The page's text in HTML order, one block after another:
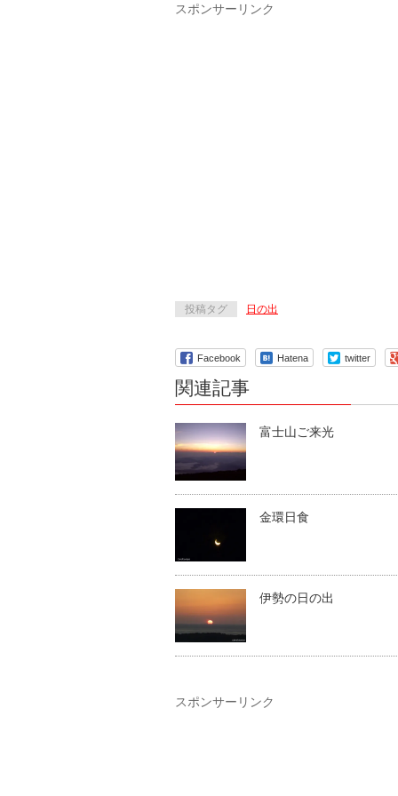
スポンサーリンク
投稿タグ 日の出
Facebook Hatena twitter
関連記事
富士山ご来光
金環日食
伊勢の日の出
スポンサーリンク